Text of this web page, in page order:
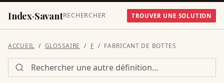
Index·SavantRECHERCHER TROUVER UNE SOLUTION
ACCUEIL GLOSSAIRE F FABRICANT DE BOTTES